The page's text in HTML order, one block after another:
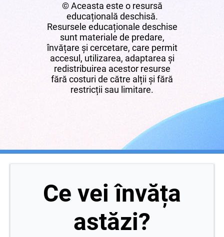
© Aceasta este o resursă
educațională deschisă.
Resursele educaționale deschise
sunt materiale de predare,
învățare și cercetare, care permit
accesul, utilizarea, adaptarea și
redistribuirea acestor resurse
fără costuri de către alții și fără
restricții sau limitare.
Ce vei învăța
astăzi?